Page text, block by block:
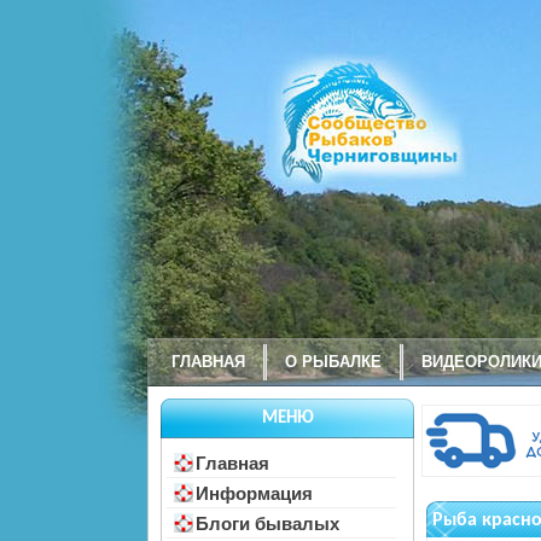
ГЛАВНАЯ О РЫБАЛКЕ ВИДЕОРОЛИКИ
МЕНЮ
Главная
Информация
Блоги бывалых
Рыба